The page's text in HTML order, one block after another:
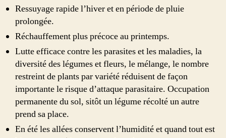
Ressuyage rapide l’hiver et en période de pluie
prolongée.
Réchauffement plus précoce au printemps.
Lutte efficace contre les parasites et les maladies, la
diversité des légumes et fleurs, le mélange, le nombre
restreint de plants par variété réduisent de façon
importante le risque d’attaque parasitaire. Occupation
permanente du sol, sitôt un légume récolté un autre
prend sa place.
En été les allées conservent l’humidité et quand tout est